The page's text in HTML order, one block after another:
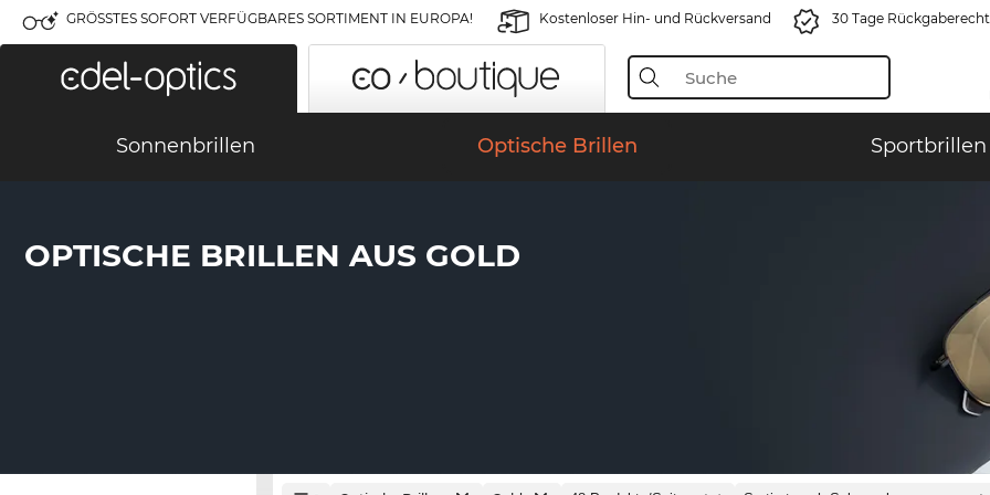
GRÖSSTES SOFORT VERFÜGBARES SORTIMENT IN EUROPA! Kostenloser Hin- und Rückversand 30 Tage Rückgaberecht
Sonnenbrillen Optische Brillen Sportbrillen
OPTISCHE BRILLEN AUS GOLD